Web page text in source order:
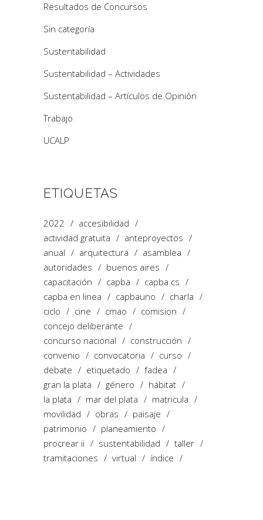
Resultados de Concursos
Sin categoría
Sustentabilidad
Sustentabilidad – Actividades
Sustentabilidad – Artículos de Opinión
Trabajo
UCALP
ETIQUETAS
2022
accesibilidad
actividad gratuita
anteproyectos
anual
arquitectura
asamblea
autoridades
buenos aires
capacitación
capba
capba cs
capba en linea
capbauno
charla
ciclo
cine cmao
comision
concejo deliberante
concurso nacional
construcción
convenio
convocatoria
curso
debate
etiquetado
fadea
gran la plata
género
hábitat
la plata
mar del plata
matricula
movilidad
obras
paisaje
patrimonio
planeamiento
procrear ii
sustentabilidad
taller
tramitaciones
virtual índice